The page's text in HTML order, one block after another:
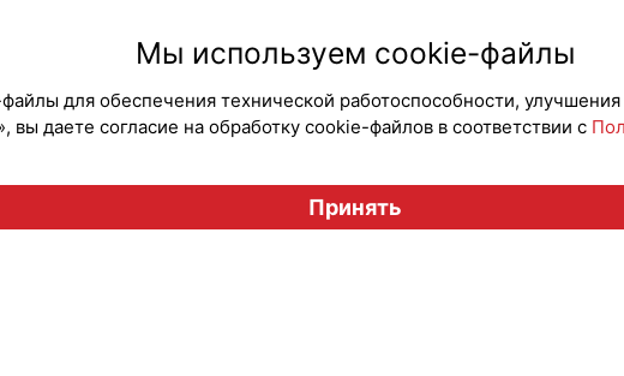
Мы используем cookie-файлы
для обеспечения технической работоспособности,
вы даете согласие на обработку cookie-файлов в соответствии с
Принять